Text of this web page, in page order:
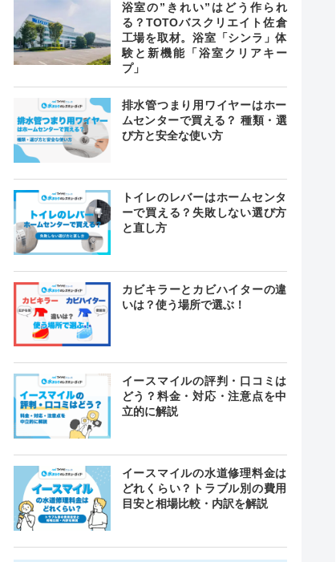
浴室の”きれい”はどう作られ
る？TOTOバスクリエイト佐倉
工場を取材。浴室「シンラ」体
験と新機能「浴室クリアキー
プ」
排水管つまり用ワイヤーはホー
ムセンターで買える？ 種類・選
び方と安全な使い方
トイレのレバーはホームセンタ
ーで買える？失敗しない選び方
と直し方
カビキラーとカビハイターの違
いは？使う場所で選ぶ！
イースマイルの評判・口コミは
どう？料金・対応・注意点を中
立的に解説
イースマイルの水道修理料金は
どれくらい？トラブル別の費用
目安と相場比較・内訳を解説